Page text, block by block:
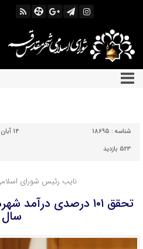
شناسه : 18695
14 آبان 1404 - 7:58
523 بازدید
نایب رئیس شورای
تحقق ۱۰۱ درصدی
سال